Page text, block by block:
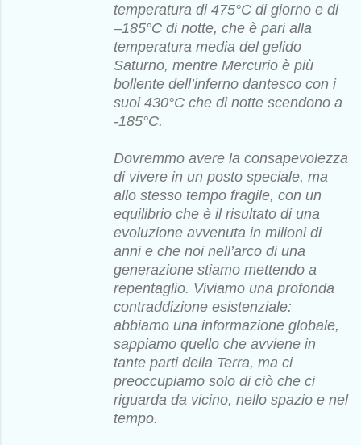
temperatura di 475°C di giorno e di
–185°C di notte, che è pari alla
temperatura media del gelido
Saturno, mentre Mercurio è più
bollente dell’inferno dantesco con i
suoi 430°C che di notte scendono a
-185°C.
Dovremmo avere la consapevolezza
di vivere in un posto speciale, ma
allo stesso tempo fragile, con un
equilibrio che è il risultato di una
evoluzione avvenuta in milioni di
anni e che noi nell’arco di una
generazione stiamo mettendo a
repentaglio. Viviamo una profonda
contraddizione esistenziale:
abbiamo una informazione globale,
sappiamo quello che avviene in
tante parti della Terra, ma ci
preoccupiamo solo di ciò che ci
riguarda da vicino, nello spazio e nel
tempo.